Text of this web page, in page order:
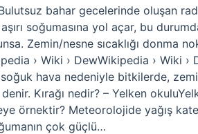
bahar gecelerinde oluşan
soğumasına yol açar, bu
Zemin/nesne sıcaklığı donma
› Wiki › DewWikipedia › Wiki ›
soğuk hava nedeniyle bitkilerde,
denir. Kırağı nedir? – Yelken
örnektir? Meteorolojide yağış
çok güçlü…